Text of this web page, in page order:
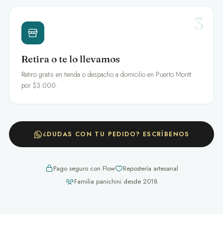
3
Retira o te lo llevamos
Retiro gratis en tienda o despacho a domicilio en Puerto Montt
por $3.000.
¿DUDAS CON TU PEDIDO? ESCRÍBENOS
Pago seguro con Flow
Repostería artesanal
Familia panichini desde 2018